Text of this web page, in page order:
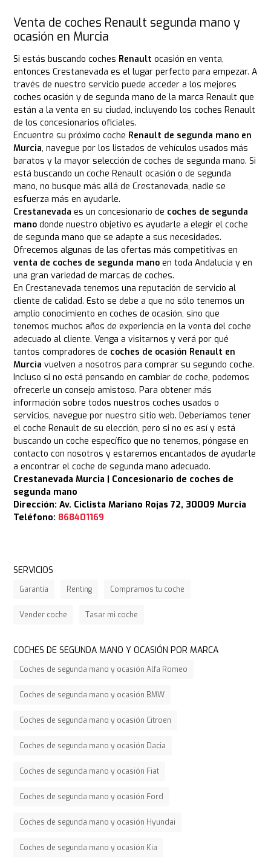
Venta de coches Renault segunda mano y
ocasión en Murcia
Si estás buscando coches Renault ocasión en venta,
entonces Crestanevada es el lugar perfecto para empezar. A
través de nuestro servicio puede acceder a los mejores
coches ocasión y de segunda mano de la marca Renault que
están a la venta en su ciudad, incluyendo los coches Renault
de los concesionarios oficiales.
Encuentre su próximo coche Renault de segunda mano en
Murcia, navegue por los listados de vehículos usados más
baratos y la mayor selección de coches de segunda mano. Si
está buscando un coche Renault ocasión o de segunda
mano, no busque más allá de Crestanevada, nadie se
esfuerza más en ayudarle.
Crestanevada es un concesionario de coches de segunda
mano donde nuestro objetivo es ayudarle a elegir el coche
de segunda mano que se adapte a sus necesidades.
Ofrecemos algunas de las ofertas más competitivas en
venta de coches de segunda mano en toda Andalucía y en
una gran variedad de marcas de coches.
En Crestanevada tenemos una reputación de servicio al
cliente de calidad. Esto se debe a que no sólo tenemos un
amplio conocimiento en coches de ocasión, sino que
tenemos muchos años de experiencia en la venta del coche
adecuado al cliente. Venga a visitarnos y verá por qué
tantos compradores de coches de ocasión Renault en
Murcia vuelven a nosotros para comprar su segundo coche.
Incluso si no está pensando en cambiar de coche, podemos
ofrecerle un consejo amistoso. Para obtener más
información sobre todos nuestros coches usados o
servicios, navegue por nuestro sitio web. Deberíamos tener
el coche Renault de su elección, pero si no es así y está
buscando un coche específico que no tenemos, póngase en
contacto con nosotros y estaremos encantados de ayudarle
a encontrar el coche de segunda mano adecuado.
Crestanevada Murcia | Concesionario de coches de
segunda mano
Dirección: Av. Ciclista Mariano Rojas 72, 30009 Murcia
Teléfono: 868401169
SERVICIOS
Garantía Renting Compramos tu coche
Vender coche Tasar mi coche
COCHES DE SEGUNDA MANO Y OCASIÓN POR MARCA
Coches de segunda mano y ocasión Alfa Romeo
Coches de segunda mano y ocasión BMW
Coches de segunda mano y ocasión Citroen
Coches de segunda mano y ocasión Dacia
Coches de segunda mano y ocasión Fiat
Coches de segunda mano y ocasión Ford
Coches de segunda mano y ocasión Hyundai
Coches de segunda mano y ocasión Kia